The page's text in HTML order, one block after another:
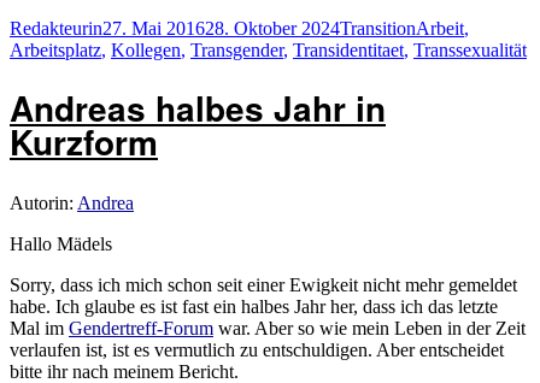
Autor
RedakteurinVeröffentlicht
am
27. Mai 201628. Oktober 2024Kategorien
TransitionSchlagwörter
Arbeit,
Arbeitsplatz, Kollegen, Transgender, Transidentitaet, Transsexualität
Andreas halbes Jahr in
Kurzform
Autorin: Andrea
Hallo Mädels
Sorry, dass ich mich schon seit einer Ewigkeit nicht mehr gemeldet
habe. Ich glaube es ist fast ein halbes Jahr her, dass ich das letzte
Mal im Gendertreff-Forum war. Aber so wie mein Leben in der Zeit
verlaufen ist, ist es vermutlich zu entschuldigen. Aber entscheidet
bitte ihr nach meinem Bericht.